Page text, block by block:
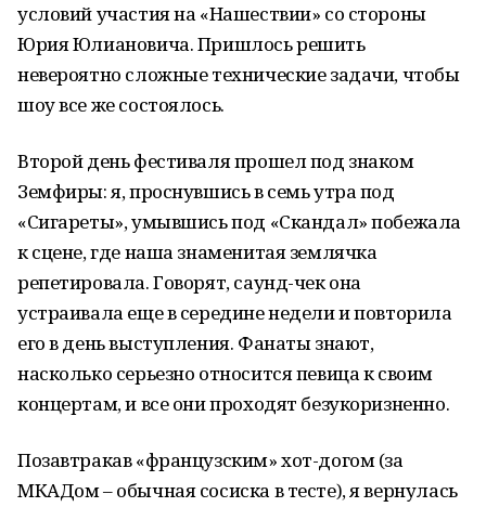
условий участия на «Нашествии» со стороны
Юрия Юлиановича. Пришлось решить
невероятно сложные технические задачи, чтобы
шоу все же состоялось.
Второй день фестиваля прошел под знаком
Земфиры: я, проснувшись в семь утра под
«Сигареты», умывшись под «Скандал» побежала
к сцене, где наша знаменитая землячка
репетировала. Говорят, саунд-чек она
устраивала еще в середине недели и повторила
его в день выступления. Фанаты знают,
насколько серьезно относится певица к своим
концертам, и все они проходят безукоризненно.
Позавтракав «французским» хот-догом (за
МКАДом – обычная сосиска в тесте), я вернулась